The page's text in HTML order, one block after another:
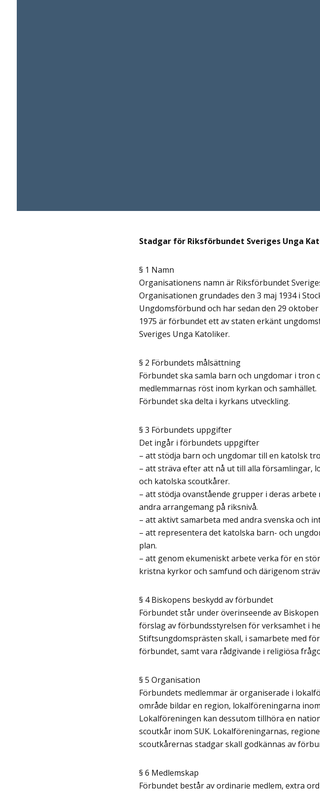
Stadgar för Riksförbundet Sveriges Unga
§ 1 Namn
Organisationens namn är Riksförbundet
Organisationen grundades den 3 maj 1934 i
Ungdomsförbund och har sedan den 29
1975 är förbundet ett av staten erkänt
Sveriges Unga Katoliker.
§ 2 Förbundets målsättning
Förbundet ska samla barn och ungdomar i tron
medlemmarnas röst inom kyrkan och samhället.
Förbundet ska delta i kyrkans utveckling.
§ 3 Förbundets uppgifter
Det ingår i förbundets uppgifter
– att stödja barn och ungdomar till en katolsk
– att sträva efter att nå ut till alla
och katolska scoutkårer.
– att stödja ovanstående grupper i deras
andra arrangemang på riksnivå.
– att aktivt samarbeta med andra svenska och
– att representera det katolska barn- och
plan.
– att genom ekumeniskt arbete verka för en
kristna kyrkor och samfund och därigenom
§ 4 Biskopens beskydd av förbundet
Förbundet står under överinseende av
förslag av förbundsstyrelsen för verksamhet i
Stiftsungdomsprästen skall, i samarbete med
förbundet, samt vara rådgivande i religiösa
§ 5 Organisation
Förbundets medlemmar är organiserade i
område bildar en region, lokalföreningarna
Lokalföreningen kan dessutom tillhöra en
scoutkår inom SUK. Lokalföreningarnas,
scoutkårernas stadgar skall godkännas av
§ 6 Medlemskap
Förbundet består av ordinarie medlem, extra